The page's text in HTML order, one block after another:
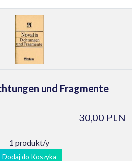
und Fragmente
30,00 PLN
1 produkt/y
Dodaj do Koszyka